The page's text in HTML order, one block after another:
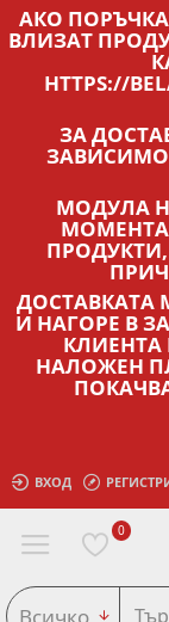
АКО
ВЛИЗАТ
HTTPS://
ЗА
МОДУЛА
МОМЕНТА
ДОСТАВКАТА
И НАГОРЕ В
КЛИЕНТА
НАЛОЖЕН
ВХОД
0
Всичко